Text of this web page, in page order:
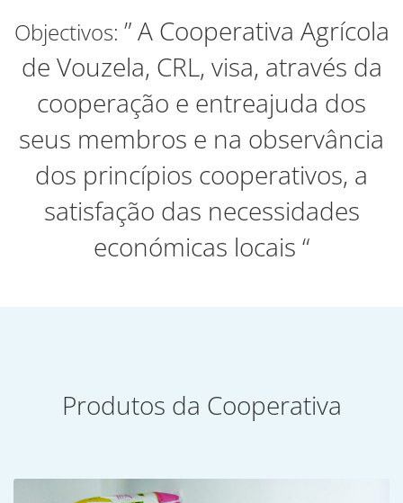
Objectivos: ” A Cooperativa Agrícola
de Vouzela, CRL, visa, através da
cooperação e entreajuda dos
seus membros e na observância
dos princípios cooperativos, a
satisfação das necessidades
económicas locais “
Produtos da Cooperativa